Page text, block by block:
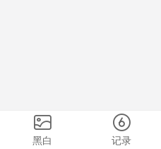
黑白 记录